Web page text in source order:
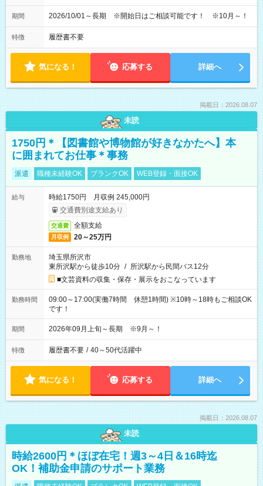
期間 2026/10/01～長期 ※開始日はご相談可能です！ ※10月～！
特徴 履歴書不要
気になる！ 応募する 詳細へ
掲載日：2026.08.07
未読
1750円＊【図書館や博物館が好きなかたへ】本
に囲まれてお仕事＊事務
派遣 職種未経験OK ブランクOK WEB登録・面接OK
給与
時給1750円 月収例 245,000円
交通費別途支給あり
交通費 全額支給
月収例 20～25万円
勤務地
埼玉県所沢市
東所沢駅から徒歩10分 / 所沢駅から民間バス12分
■文芸資料の収集・保存・展示をおこなっています
勤務時間
09:00～17:00(実働7時間 休憩1時間) ※10時～18時もご相談OK
です！
期間 2026年09月上旬～長期 ※9月～！
特徴 履歴書不要 / 40～50代活躍中
気になる！ 応募する 詳細へ
掲載日：2026.08.07
未読
時給2600円＊ほぼ在宅！週3～4日＆16時迄
OK！補助金申請のサポート業務